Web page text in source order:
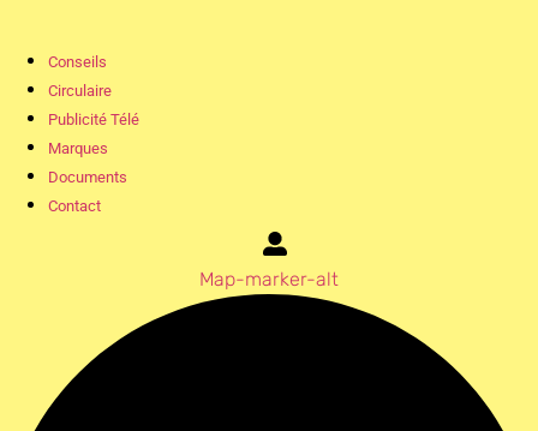
Conseils
Circulaire
Publicité Télé
Marques
Documents
Contact
Map-marker-alt